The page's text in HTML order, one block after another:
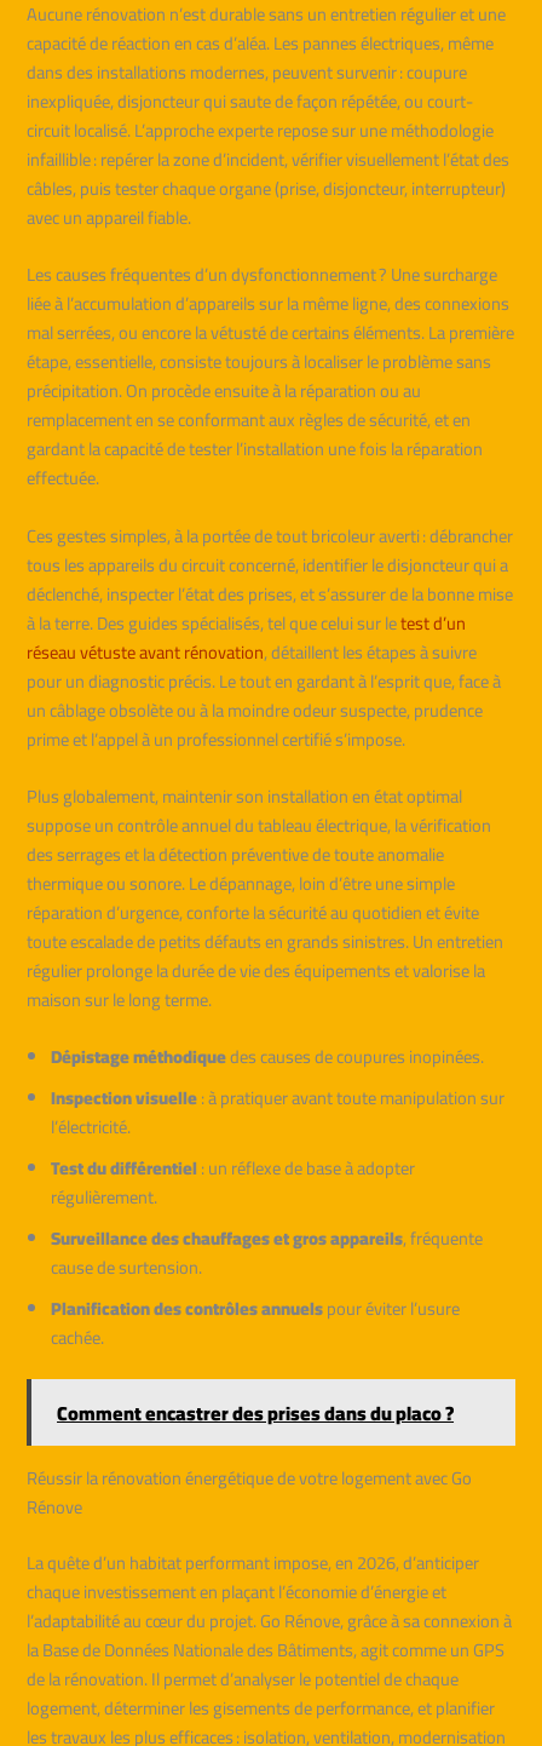
Aucune rénovation n’est durable sans un entretien régulier et une
capacité de réaction en cas d’aléa. Les pannes électriques, même
dans des installations modernes, peuvent survenir : coupure
inexpliquée, disjoncteur qui saute de façon répétée, ou court-
circuit localisé. L’approche experte repose sur une méthodologie
infaillible : repérer la zone d’incident, vérifier visuellement l’état des
câbles, puis tester chaque organe (prise, disjoncteur, interrupteur)
avec un appareil fiable.
Les causes fréquentes d’un dysfonctionnement ? Une surcharge
liée à l’accumulation d’appareils sur la même ligne, des connexions
mal serrées, ou encore la vétusté de certains éléments. La première
étape, essentielle, consiste toujours à localiser le problème sans
précipitation. On procède ensuite à la réparation ou au
remplacement en se conformant aux règles de sécurité, et en
gardant la capacité de tester l’installation une fois la réparation
effectuée.
Ces gestes simples, à la portée de tout bricoleur averti : débrancher
tous les appareils du circuit concerné, identifier le disjoncteur qui a
déclenché, inspecter l’état des prises, et s’assurer de la bonne mise
à la terre. Des guides spécialisés, tel que celui sur letest d’un
réseau vétuste avant rénovation, détaillent les étapes à suivre
pour un diagnostic précis. Le tout en gardant à l’esprit que, face à
un câblage obsolète ou à la moindre odeur suspecte, prudence
prime et l’appel à un professionnel certifié s’impose.
Plus globalement, maintenir son installation en état optimal
suppose un contrôle annuel du tableau électrique, la vérification
des serrages et la détection préventive de toute anomalie
thermique ou sonore. Le dépannage, loin d’être une simple
réparation d’urgence, conforte la sécurité au quotidien et évite
toute escalade de petits défauts en grands sinistres. Un entretien
régulier prolonge la durée de vie des équipements et valorise la
maison sur le long terme.
Dépistage méthodiquedes causes de coupures inopinées.
Inspection visuelle: à pratiquer avant toute manipulation sur
l’électricité.
Test du différentiel: un réflexe de base à adopter
régulièrement.
Surveillance des chauffages et gros appareils, fréquente
cause de surtension.
Planification des contrôles annuelspour éviter l’usure
cachée.
Comment encastrer des prises dans du placo ?
Réussir la rénovation énergétique de votre logement avec Go
Rénove
La quête d’un habitat performant impose, en 2026, d’anticiper
chaque investissement en plaçant l’économie d’énergie et
l’adaptabilité au cœur du projet. Go Rénove, grâce à sa connexion à
la Base de Données Nationale des Bâtiments, agit comme un GPS
de la rénovation. Il permet d’analyser le potentiel de chaque
logement, déterminer les gisements de performance, et planifier
les travaux les plus efficaces : isolation, ventilation, modernisation